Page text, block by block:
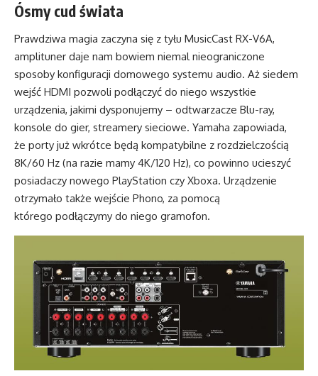
Ósmy cud świata
Prawdziwa magia zaczyna się z tyłu MusicCast RX-V6A,
amplituner daje nam bowiem niemal nieograniczone
sposoby konfiguracji domowego systemu audio. Aż siedem
wejść HDMI pozwoli podłączyć do niego wszystkie
urządzenia, jakimi dysponujemy – odtwarzacze Blu-ray,
konsole do gier, streamery sieciowe. Yamaha zapowiada,
że porty już wkrótce będą kompatybilne z rozdzielczością
8K/60 Hz (na razie mamy 4K/120 Hz), co powinno ucieszyć
posiadaczy nowego PlayStation czy Xboxa. Urządzenie
otrzymało także wejście Phono, za pomocą
którego podłączymy do niego gramofon.